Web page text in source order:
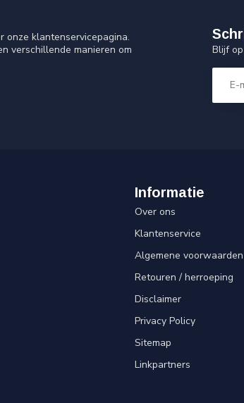
onze klantenservicepagina.
verschillende manieren om
Blijf
Informatie
Over ons
Klantenservice
Algemene voorwaarden
Retouren / herroeping
Disclaimer
Privacy Policy
Sitemap
Linkpartners